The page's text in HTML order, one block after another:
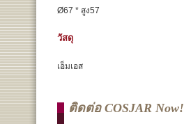
Ø67 * สูง57
วัสดุ
เอ็มเอส
ติดต่อ COSJAR Now!